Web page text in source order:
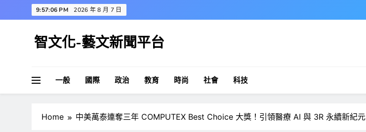
to
9:57:07 PM 2026 年 8 月 7 日
智文化-藝文新聞平台
一般 國際 政治 教育 時尚 社會 科技
Home 中美萬泰連奪三年 COMPUTEX Best Choice 大獎！引領醫療 AI 與 3R 永續新紀元